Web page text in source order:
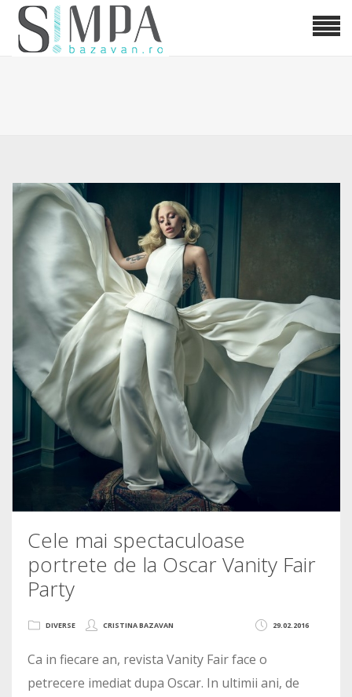
Cele mai spectaculoase
portrete de la Oscar Vanity Fair
Party
29.02.2016
DIVERSE CRISTINA BAZAVAN
Ca in fiecare an, revista Vanity Fair face o
petrecere imediat dupa Oscar. In ultimii ani, de